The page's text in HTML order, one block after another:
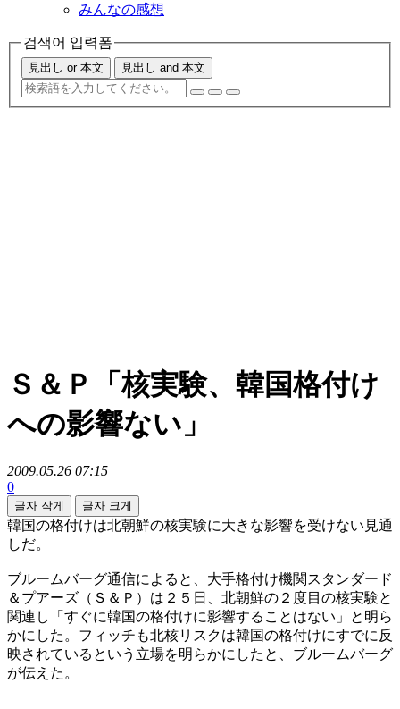
みんなの感想
검색어 입력폼
見出し or 本文 見出し and 本文
Ｓ＆Ｐ「核実験、韓国格付け
への影響ない」
2009.05.26 07:15
0
글자 작게 글자 크게
韓国の格付けは北朝鮮の核実験に大きな影響を受けない見通
しだ。
ブルームバーグ通信によると、大手格付け機関スタンダード
＆プアーズ（Ｓ＆Ｐ）は２５日、北朝鮮の２度目の核実験と
関連し「すぐに韓国の格付けに影響することはない」と明ら
かにした。フィッチも北核リスクは韓国の格付けにすでに反
映されているという立場を明らかにしたと、ブルームバーグ
が伝えた。